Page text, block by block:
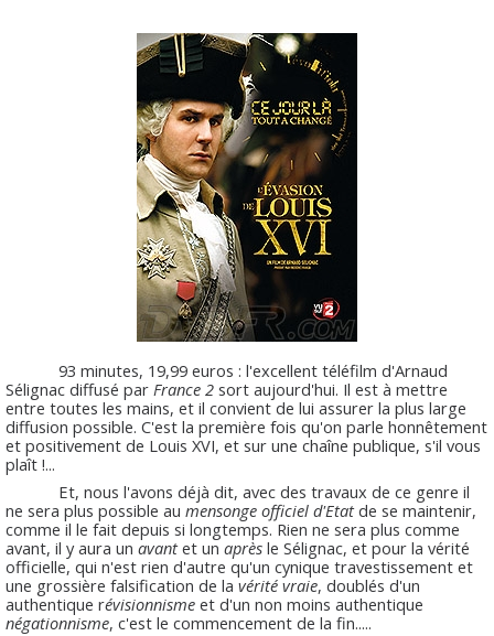
93 minutes, 19,99 euros : l'excellent téléfilm d'Arnaud
Sélignac diffusé par France 2 sort aujourd'hui. Il est à mettre
entre toutes les mains, et il convient de lui assurer la plus large
diffusion possible. C'est la première fois qu'on parle honnêtement
et positivement de Louis XVI, et sur une chaîne publique, s'il vous
plaît !...
Et, nous l'avons déjà dit, avec des travaux de ce genre il
ne sera plus possible au mensonge officiel d'Etatde se maintenir,
comme il le fait depuis si longtemps. Rien ne sera plus comme
avant, il y aura un avantet un après le Sélignac, et pour la vérité
officielle, qui n'est rien d'autre qu'un cynique travestissement et
une grossière falsification de la vérité vraie, doublés d'un
authentique révisionnisme et d'un non moins authentique
négationnisme, c'est le commencement de la fin.....